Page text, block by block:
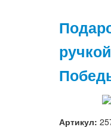
Артикул: